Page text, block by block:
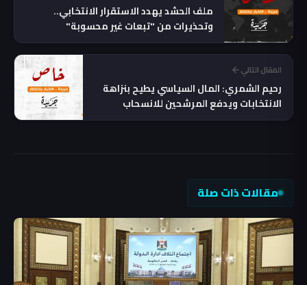
ملف الحشد يهدد الاستقرار الانتخابي..
وتحذيرات من "تبعات غير محسوبة"
المقال التالي
رحيم الشمري: المال السياسي يطيح بنزاهة
الانتخابات ويدفع المرشحين للانسحاب
مقالات ذات صلة